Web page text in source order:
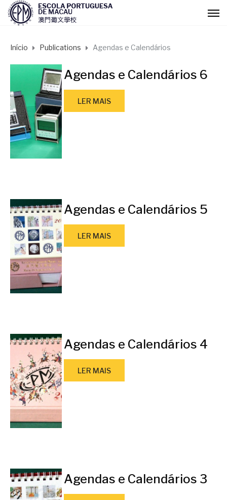
Início Publications Agendas e Calendários
Agendas e Calendários 6
LER MAIS
Agendas e Calendários 5
LER MAIS
Agendas e Calendários 4
LER MAIS
Agendas e Calendários 3